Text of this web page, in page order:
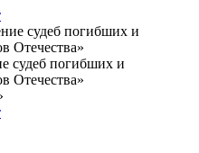
судеб погибших и
Отечества»